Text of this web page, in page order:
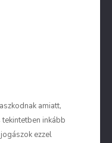
amiatt,
inkább
ezzel